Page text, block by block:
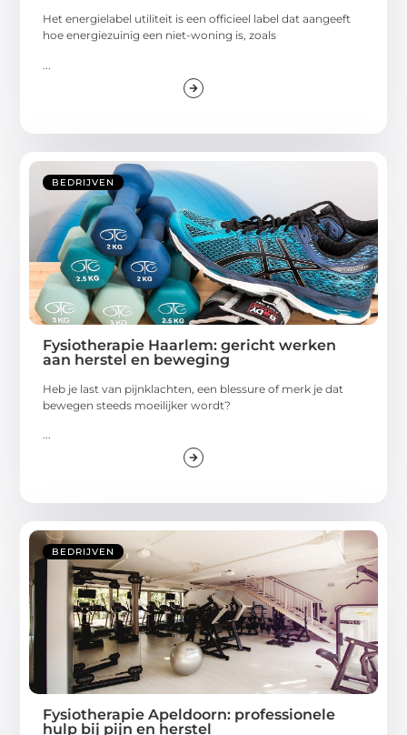
Het energielabel utiliteit is een officieel label dat aangeeft
hoe energiezuinig een niet-woning is, zoals
BEDRIJVEN
Fysiotherapie Haarlem: gericht werken
aan herstel en beweging
Heb je last van pijnklachten, een blessure of merk je dat
bewegen steeds moeilijker wordt?
...
BEDRIJVEN
Fysiotherapie Apeldoorn: professionele
hulp bij pijn en herstel